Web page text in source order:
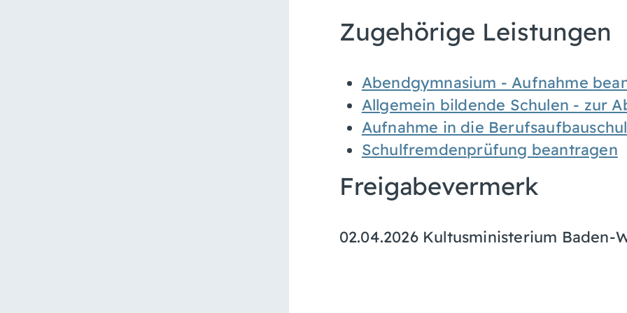
Zugehörige Leistungen
Abendgymnasium - Aufnahme
Allgemein bildende Schulen - zur
Aufnahme in die
Schulfremdenprüfung beantragen
Freigabevermerk
02.04.2026 Kultusministerium Baden-